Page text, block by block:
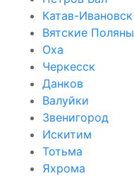
Катав-Ивановск
Вятские Поляны
Оха
Черкесск
Данков
Валуйки
Звенигород
Искитим
Тотьма
Яхрома